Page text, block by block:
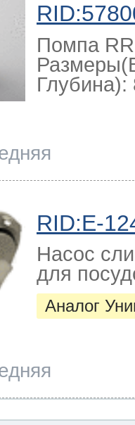
Помпа
Глубина):
RID:E-
Насос
для
Аналог